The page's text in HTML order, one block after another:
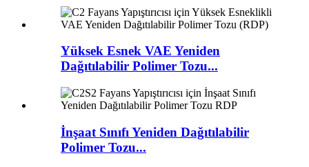
Yüksek Esnek VAE Yeniden
Dağıtılabilir Polimer Tozu...
İnşaat Sınıfı Yeniden Dağıtılabilir
Polimer Tozu...